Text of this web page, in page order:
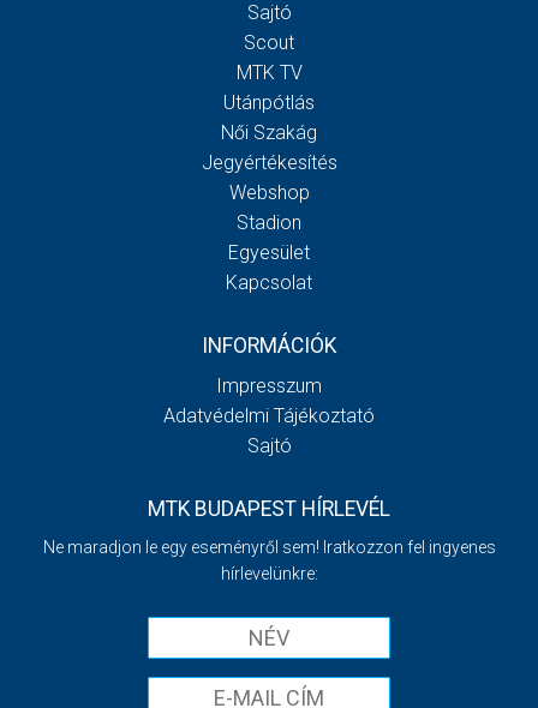
Sajtó
Scout
MTK TV
Utánpótlás
Női Szakág
Jegyértékesítés
Webshop
Stadion
Egyesület
Kapcsolat
INFORMÁCIÓK
Impresszum
Adatvédelmi Tájékoztató
Sajtó
MTK BUDAPEST HÍRLEVÉL
Ne maradjon le egy eseményről sem! Iratkozzon fel ingyenes
hírlevelünkre: